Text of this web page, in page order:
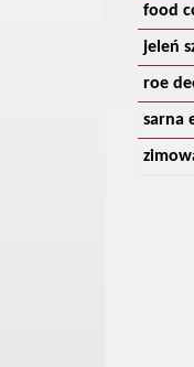
food
jeleń
roe
sarna